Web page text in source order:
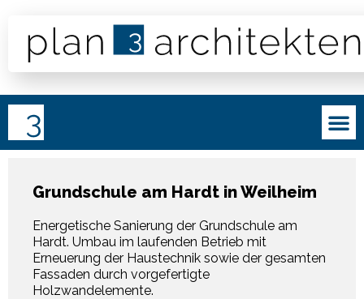
Grundschule am Hardt in Weilheim
Energetische Sanierung der Grundschule am
Hardt. Umbau im laufenden Betrieb mit
Erneuerung der Haustechnik sowie der gesamten
Fassaden durch vorgefertigte
Holzwandelemente.